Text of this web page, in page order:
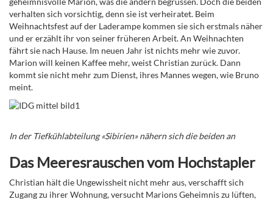
verhalten sich vorsichtig, denn sie ist verheiratet. Beim
Weihnachtsfest auf der Laderampe kommen sie sich erstmals näher
und er erzählt ihr von seiner früheren Arbeit. An Weihnachten
fährt sie nach Hause. Im neuen Jahr ist nichts mehr wie zuvor.
Marion will keinen Kaffee mehr, weist Christian zurück. Dann
kommt sie nicht mehr zum Dienst, ihres Mannes wegen, wie Bruno
meint.
In der Tiefkühlabteilung «Sibirien» nähern sich die beiden an
Das Meeresrauschen vom Hochstapler
Christian hält die Ungewissheit nicht mehr aus, verschafft sich
Zugang zu ihrer Wohnung, versucht Marions Geheimnis zu lüften,